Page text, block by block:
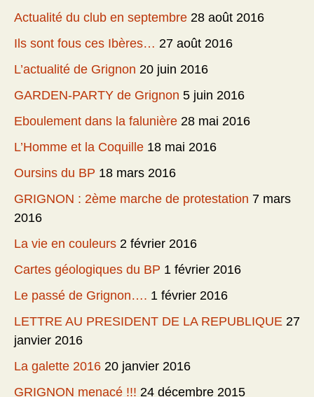
Actualité du club en septembre 28 août 2016
Ils sont fous ces Ibères… 27 août 2016
L’actualité de Grignon 20 juin 2016
GARDEN-PARTY de Grignon 5 juin 2016
Eboulement dans la falunière 28 mai 2016
L’Homme et la Coquille 18 mai 2016
Oursins du BP 18 mars 2016
GRIGNON : 2ème marche de protestation 7 mars
2016
La vie en couleurs 2 février 2016
Cartes géologiques du BP 1 février 2016
Le passé de Grignon…. 1 février 2016
LETTRE AU PRESIDENT DE LA REPUBLIQUE 27
janvier 2016
La galette 2016 20 janvier 2016
GRIGNON menacé !!! 24 décembre 2015